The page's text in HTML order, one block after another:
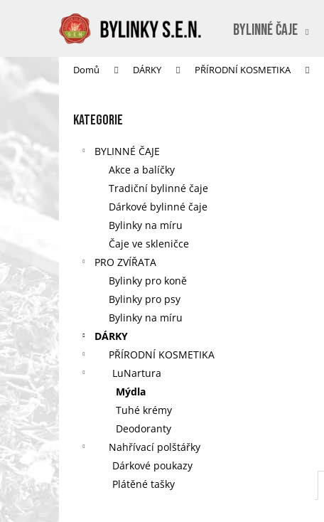
BYLINNÉ ČAJE
Domů DÁRKY PŘÍRODNÍ KOSMETIKA
P
t
n
n
e
l
Přeskočit
Kategorie
BYLINNÉ ČAJE
Akce a balíčky
Tradiční bylinné čaje
Dárkové bylinné čaje
Bylinky na míru
Čaje ve skleničce
PRO ZVÍŘATA
Bylinky pro koně
Bylinky pro psy
Bylinky na míru
DÁRKY
PŘÍRODNÍ KOSMETIKA
LuNartura
Mýdla
Tuhé krémy
Deodoranty
Nahřívací polštářky
Dárkové poukazy
Plátěné tašky
Zpět
obchodu
Zpět
obchodu
PODPORA HOJENÍ
299 Kč